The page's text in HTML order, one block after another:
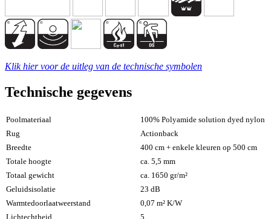
Klik hier voor de uitleg van de technische symbolen
Technische gegevens
Poolmateriaal
100% Polyamide solution dyed nylon
Rug
Actionback
Breedte
400 cm + enkele kleuren op 500 cm
Totale hoogte
ca. 5,5 mm
Totaal gewicht
ca. 1650 gr/m²
Geluidsisolatie
23 dB
Warmtedoorlaatweerstand
0,07 m² K/W
Lichtechtheid
5